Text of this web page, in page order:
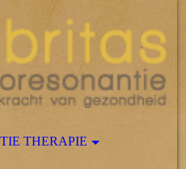
THERAPIE